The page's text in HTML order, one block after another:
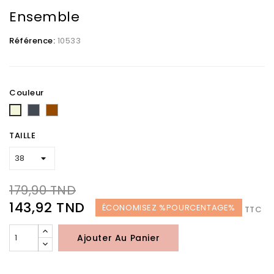
Ensemble
Référence: 10533
Couleur
Beige
TAILLE
179,90 TND
143,92 TND ÉCONOMISEZ %POURCENTAGE% TTC
Ajouter Au Panier